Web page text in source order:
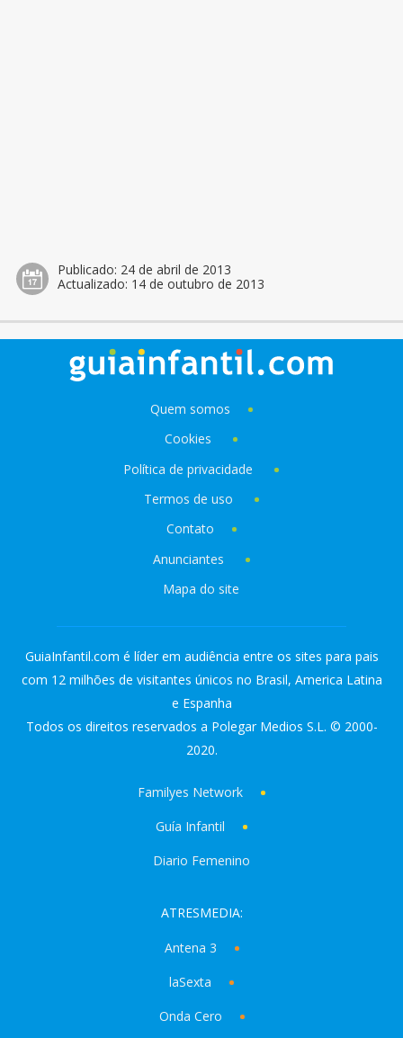
Publicado: 24 de abril de 2013
Actualizado: 14 de outubro de 2013
Quem somos
Cookies
Política de privacidade
Termos de uso
Contato
Anunciantes
Mapa do site
GuiaInfantil.com é líder em audiência entre os sites para pais
com 12 milhões de visitantes únicos no Brasil, America Latina
e Espanha
Todos os direitos reservados a Polegar Medios S.L. © 2000-
2020.
Familyes Network
Guía Infantil
Diario Femenino
ATRESMEDIA:
Antena 3
laSexta
Onda Cero